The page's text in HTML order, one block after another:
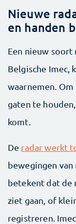
Nieuwe
en handen
Een nieuw
Belgische Imec,
waarnemen.
gaten te
komt.
De radar werkt
bewegingen
betekent dat de
ziet gaan, of
registreren.